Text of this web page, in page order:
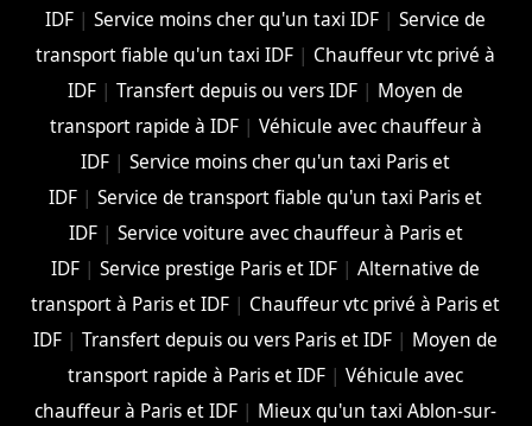
IDF |Service moins cher qu'un taxi IDF |Service de
transport fiable qu'un taxi IDF | Chauffeur vtc privé à
IDF |Transfert depuis ou vers IDF | Moyen de
transport rapide à IDF| Véhicule avec chauffeur à
IDF |Service moins cher qu'un taxi Paris et
IDF |Service de transport fiable qu'un taxi Paris et
IDF| Service voiture avec chauffeur à Paris et
IDF |Service prestige Paris et IDF |Alternative de
transport à Paris et IDF | Chauffeur vtc privé à Paris et
IDF |Transfert depuis ou vers Paris et IDF | Moyen de
transport rapide à Paris et IDF |Véhicule avec
chauffeur à Paris et IDF | Mieux qu'un taxi Ablon-sur-